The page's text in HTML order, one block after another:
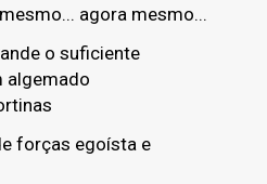
agora mesmo...
o suficiente
algemado
forças egoísta e